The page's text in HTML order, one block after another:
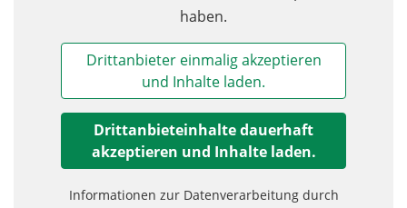
haben.
Drittanbieter einmalig akzeptieren
und Inhalte laden.
Drittanbieteinhalte dauerhaft
akzeptieren und Inhalte laden.
Informationen zur Datenverarbeitung durch